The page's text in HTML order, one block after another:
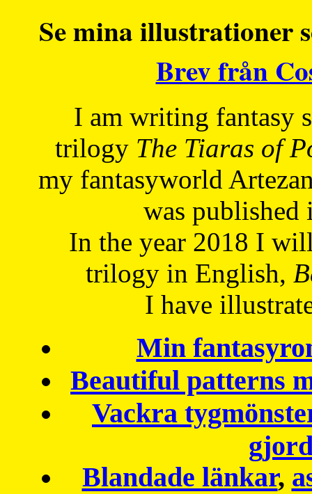
Se mina illustrationer
Brev från
I am writing fantasy
trilogy The Tiaras of
my fantasyworld
was published
In the year 2018 I
trilogy in English,
I have
Min
Beautiful patterns
Vackra
Blandade länkar,